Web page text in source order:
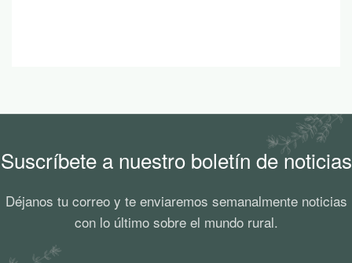
Suscríbete a nuestro boletín de noticias
Déjanos tu correo y te enviaremos semanalmente noticias
con lo último sobre el mundo rural.